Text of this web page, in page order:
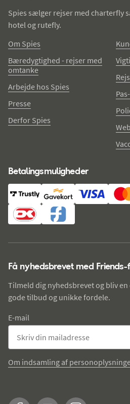
Spies sælger rejser med charterfly
hotel og rutefly.
Om Spies
Bæredygtighed - rejser med
omtanke
Arbejde hos Spies
Presse
Derfor Spies
Betalingsmuligheder
Få nyhedsbrevet med
Tilmeld dig nyhedsbrevet og bliv
gode tilbud og unikke fordele.
E-mail
Om indsamling af